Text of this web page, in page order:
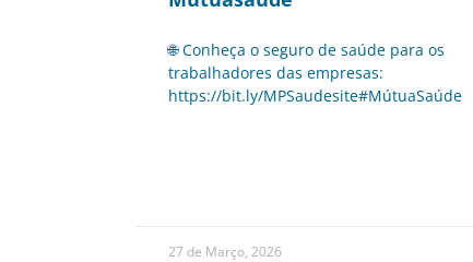
🌐 Conheça o seguro de saúde para os
trabalhadores das empresas:
https://bit.ly/MPSaudesite#MútuaSaúde
27 de Março, 2026